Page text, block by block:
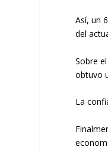
Así, un
del
Sobre
obtuvo
La